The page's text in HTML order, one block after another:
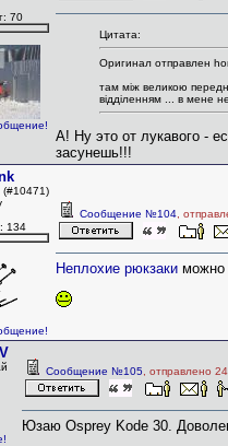
70
Цитата:
Оригинал отправлен
там між великою
відділенням ... в мене
А! Ну это от лукавого -
засунешь!!!
(#10471)
134
Сообщение №104 ,
Неплохие рюкзаки можно
Сообщение №105 , отправлено
Юзаю Osprey Kode 30.